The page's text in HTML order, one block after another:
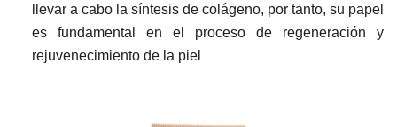
llevar a cabo la síntesis de colágeno, por tanto, su papel
es fundamental en el proceso de regeneración y
rejuvenecimiento de la piel